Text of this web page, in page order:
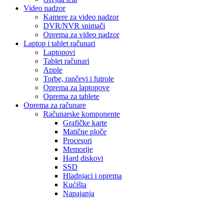
Video nadzor
Kamere za video nadzor
DVR/NVR snimači
Oprema za video nadzor
Laptop i tablet računari
Laptopovi
Tablet računari
Apple
Torbe, rančevi i futrole
Oprema za laptopove
Oprema za tablete
Oprema za računare
Računarske komponente
Grafičke karte
Matične ploče
Procesori
Memorije
Hard diskovi
SSD
Hladnjaci i oprema
Kućišta
Napajanja